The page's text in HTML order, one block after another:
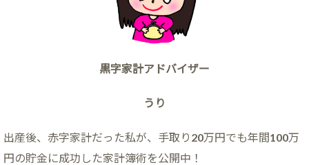
黒字家計アドバイザー
うり
出産後、赤字家計だった私が、手取り20万円でも年間100万
円の貯金に成功した家計簿術を公開中！